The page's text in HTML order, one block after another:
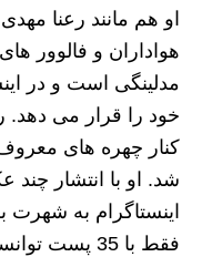
او هم مانند رعنا
هواداران و فالوور
مدلینگی است و در
خود را قرار می دهد.
کنار چهره های
شد. او با انتشار
اینستاگرام به شهرت
فقط با 35 پست توانسته 131هزار فالوور جذب کند.